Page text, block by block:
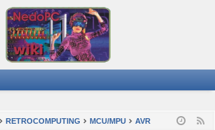
RETROCOMPUTING MCU/MPU AVR